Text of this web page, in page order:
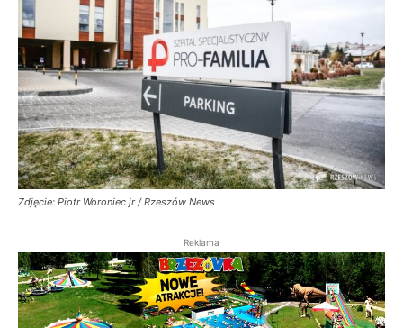
Zdjęcie: Piotr Woroniec jr / Rzeszów News
Reklama